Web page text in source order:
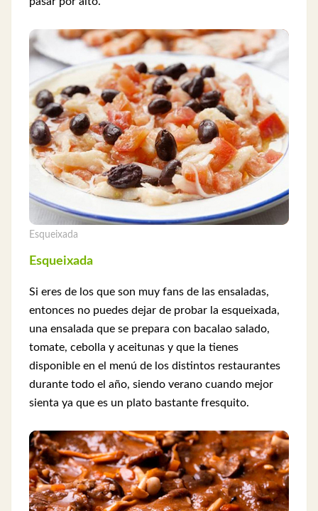
Esqueixada
Esqueixada
Si eres de los que son muy fans de las ensaladas,
entonces no puedes dejar de probar la esqueixada,
una ensalada que se prepara con bacalao salado,
tomate, cebolla y aceitunas y que la tienes
disponible en el menú de los distintos restaurantes
durante todo el año, siendo verano cuando mejor
sienta ya que es un plato bastante fresquito.